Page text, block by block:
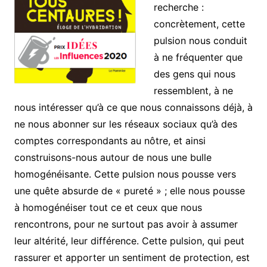
recherche :
concrètement, cette
pulsion nous conduit
à ne fréquenter que
des gens qui nous
ressemblent, à ne
nous intéresser qu’à ce que nous connaissons déjà, à
ne nous abonner sur les réseaux sociaux qu’à des
comptes correspondants au nôtre, et ainsi
construisons-nous autour de nous une bulle
homogénéisante. Cette pulsion nous pousse vers
une quête absurde de « pureté » ; elle nous pousse
à homogénéiser tout ce et ceux que nous
rencontrons, pour ne surtout pas avoir à assumer
leur altérité, leur différence. Cette pulsion, qui peut
rassurer et apporter un sentiment de protection, est